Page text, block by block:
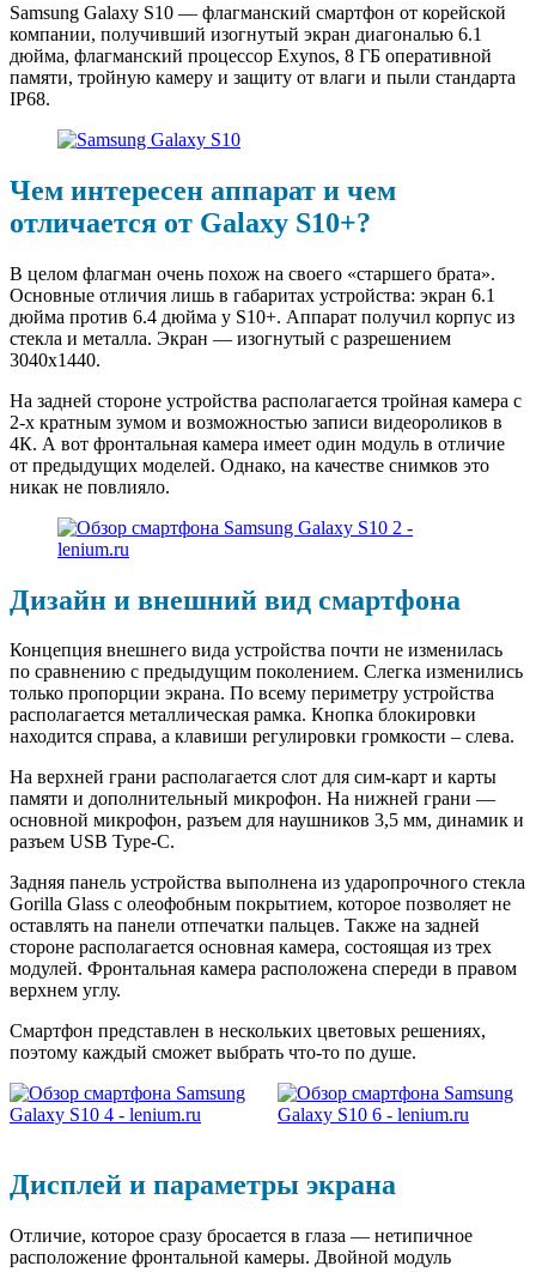
Samsung Galaxy S10 — флагманский смартфон от корейской
компании, получивший изогнутый экран диагональю 6.1
дюйма, флагманский процессор Exynos, 8 ГБ оперативной
памяти, тройную камеру и защиту от влаги и пыли стандарта
IP68.
Чем интересен аппарат и чем
отличается от Galaxy S10+?
В целом флагман очень похож на своего «старшего брата».
Основные отличия лишь в габаритах устройства: экран 6.1
дюйма против 6.4 дюйма у S10+. Аппарат получил корпус из
стекла и металла. Экран — изогнутый с разрешением
3040х1440.
На задней стороне устройства располагается тройная камера с
2-х кратным зумом и возможностью записи видеороликов в
4К. А вот фронтальная камера имеет один модуль в отличие
от предыдущих моделей. Однако, на качестве снимков это
никак не повлияло.
Дизайн и внешний вид смартфона
Концепция внешнего вида устройства почти не изменилась
по сравнению с предыдущим поколением. Слегка изменились
только пропорции экрана. По всему периметру устройства
располагается металлическая рамка. Кнопка блокировки
находится справа, а клавиши регулировки громкости – слева.
На верхней грани располагается слот для сим-карт и карты
памяти и дополнительный микрофон. На нижней грани —
основной микрофон, разъем для наушников 3,5 мм, динамик и
разъем USB Type-C.
Задняя панель устройства выполнена из ударопрочного стекла
Gorilla Glass с олеофобным покрытием, которое позволяет не
оставлять на панели отпечатки пальцев. Также на задней
стороне располагается основная камера, состоящая из трех
модулей. Фронтальная камера расположена спереди в правом
верхнем углу.
Смартфон представлен в нескольких цветовых решениях,
поэтому каждый сможет выбрать что-то по душе.
Дисплей и параметры экрана
Отличие, которое сразу бросается в глаза — нетипичное
расположение фронтальной камеры. Двойной модуль